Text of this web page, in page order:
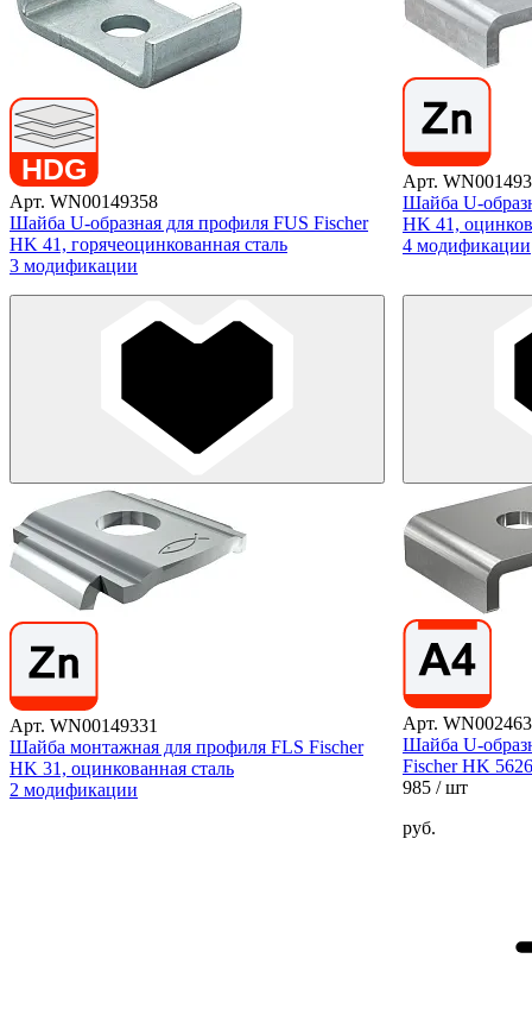
Арт. WN00149358
Шайба U-образная для профиля FUS Fischer
HK 41, горячеоцинкованная сталь
3 модификации
Арт.
Шайба U-
HK 41,
4 модификации
Арт. WN00149331
Шайба монтажная для профиля FLS Fischer
HK 31, оцинкованная сталь
2 модификации
Арт.
Шайба U-
Fischer HK
985 / шт
руб.